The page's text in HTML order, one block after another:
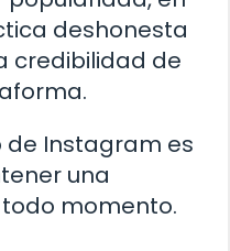
deshonesta
credibilidad de
de Instagram es
una
momento.